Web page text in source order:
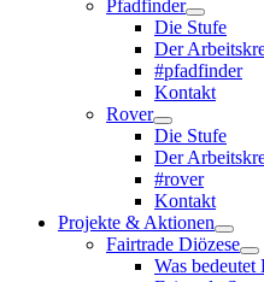
Pfadfinder
Die Stufe
Der
#pfadfinder
Kontakt
Rover
Die Stufe
Der
#rover
Kontakt
Projekte & Aktionen
Fairtrade Diözese
Was bedeutet